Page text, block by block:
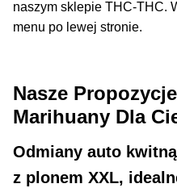
U Nas Bezpiecznie
OFERTA SPECJALNA
Większe Zakupy
naszym sklepie THC-THC.
menu po lewej stronie.
Nasze
Marihuany Dla
Odmiany auto
z plonem XXL,